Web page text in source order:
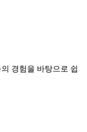
경험을 바탕으로 쉽